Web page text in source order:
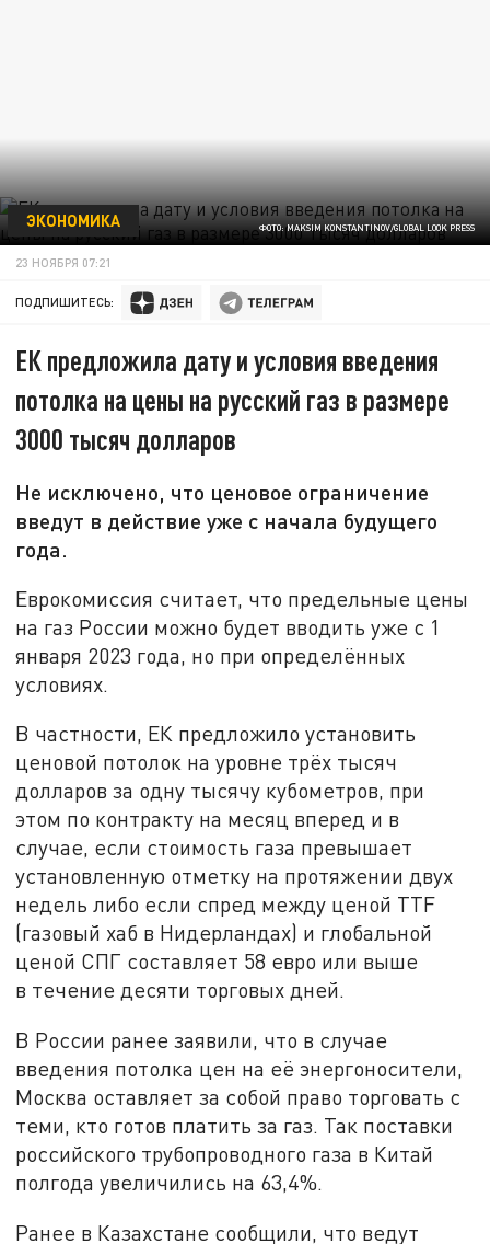
ФОТО: MAKSIM KONSTANTINOV/GLOBAL LOOK PRESS
ЭКОНОМИКА
23 НОЯБРЯ 07:21
ПОДПИШИТЕСЬ:
ЕК предложила дату и условия введения
потолка на цены на русский газ в размере
3000 тысяч долларов
Не исключено, что ценовое ограничение
введут в действие уже с начала будущего
года.
Еврокомиссия считает, что предельные цены
на газ России можно будет вводить уже с 1
января 2023 года, но при определённых
условиях.
В частности, ЕК предложило установить
ценовой потолок на уровне трёх тысяч
долларов за одну тысячу кубометров, при
этом по контракту на месяц вперед и в
случае, если стоимость газа превышает
установленную отметку на протяжении двух
недель либо если спред между ценой TTF
(газовый хаб в Нидерландах) и глобальной
ценой СПГ составляет 58 евро или выше
в течение десяти торговых дней.
В России ранее заявили, что в случае
введения потолка цен на её энергоносители,
Москва оставляет за собой право торговать с
теми, кто готов платить за газ. Так поставки
российского трубопроводного газа в Китай
полгода увеличились на 63,4%.
Ранее в Казахстане сообщили, что ведут